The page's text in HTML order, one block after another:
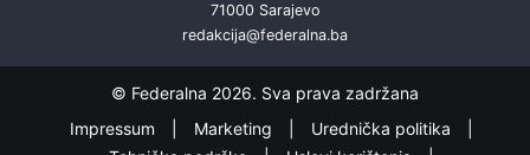
71000 Sarajevo
redakcija@federalna.ba
© Federalna 2026. Sva prava zadržana
Impressum
Marketing
Urednička politika